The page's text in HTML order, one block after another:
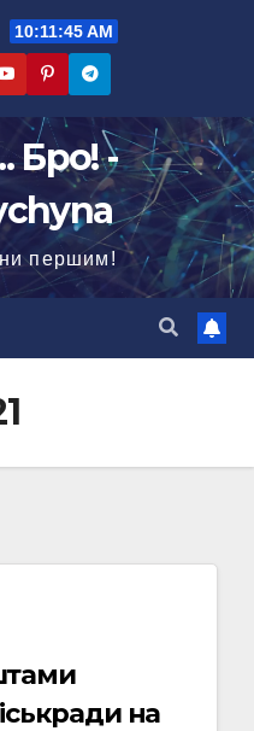
10:11:45 AM
Бро! -
першим!
на